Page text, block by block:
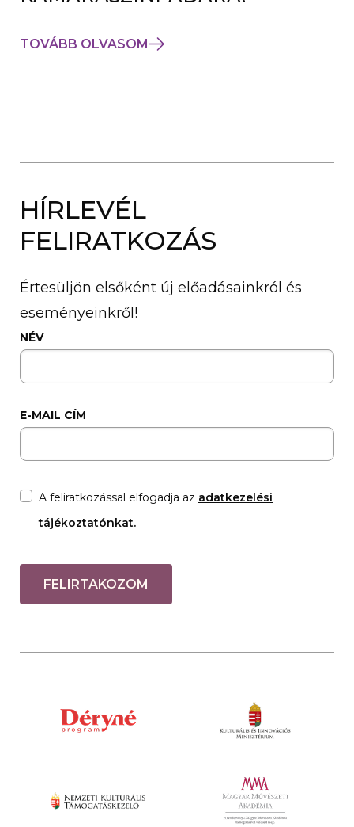
TOVÁBB OLVASOM
HÍRLEVÉL
FELIRATKOZÁS
Értesüljön elsőként új előadásainkról és
eseményeinkről!
NÉV
E-MAIL CÍM
A feliratkozással elfogadja az adatkezelési
tájékoztatónkat.
FELIRTAKOZOM